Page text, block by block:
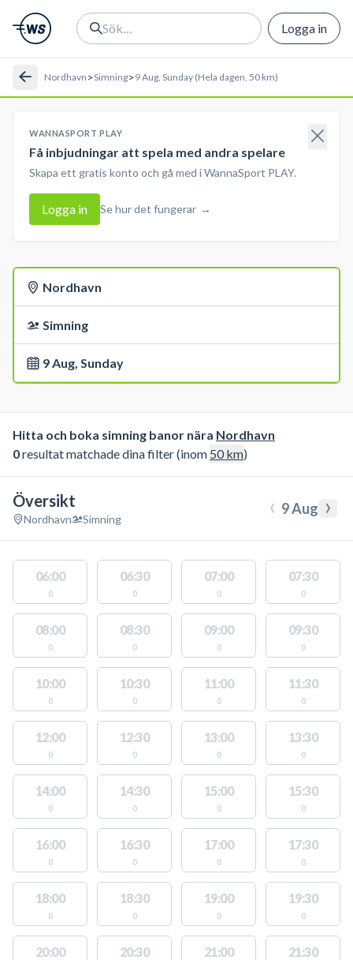
Logga in
Nordhavn >Simning>9 Aug, Sunday (Hela dagen, 50 km)
WANNASPORT PLAY
Få inbjudningar att spela med andra spelare
Skapa ett gratis konto och gå med i WannaSport PLAY.
Logga in Se hur det fungerar →
Nordhavn
Simning
9 Aug, Sunday
Hitta och boka simning banor nära Nordhavn
0resultat matchade dina filter (inom 50km)
Översikt
Nordhavn Simning ‹ 9 Aug ›
06:00
0
06:30
0
07:00
0
07:30
0
08:00
0
08:30
0
09:00
0
09:30
0
10:00
0
10:30
0
11:00
0
11:30
0
12:00
0
12:30
0
13:00
0
13:30
0
14:00
0
14:30
0
15:00
0
15:30
0
16:00
0
16:30
0
17:00
0
17:30
0
18:00
0
18:30
0
19:00
0
19:30
0
20:00 20:30 21:00 21:30